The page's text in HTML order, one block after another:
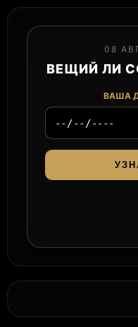
08
ВЕЩИЙ ЛИ
ВАША